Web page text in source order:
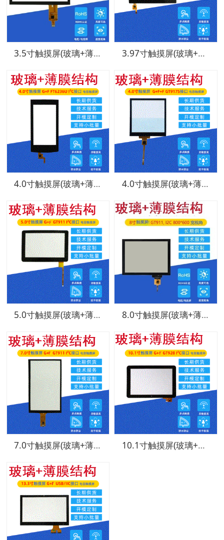
3.5寸触摸屏(玻璃+薄膜结构) 3.97寸触摸屏(玻璃+薄膜结构)
4.0寸触摸屏(玻璃+薄膜结构) 4.0寸触摸屏(玻璃+薄膜结构)
5.0寸触摸屏(玻璃+薄膜结构) 8.0寸触摸屏(玻璃+薄膜结构)
7.0寸触摸屏(玻璃+薄膜结构) 10.1寸触摸屏(玻璃+薄膜结构)